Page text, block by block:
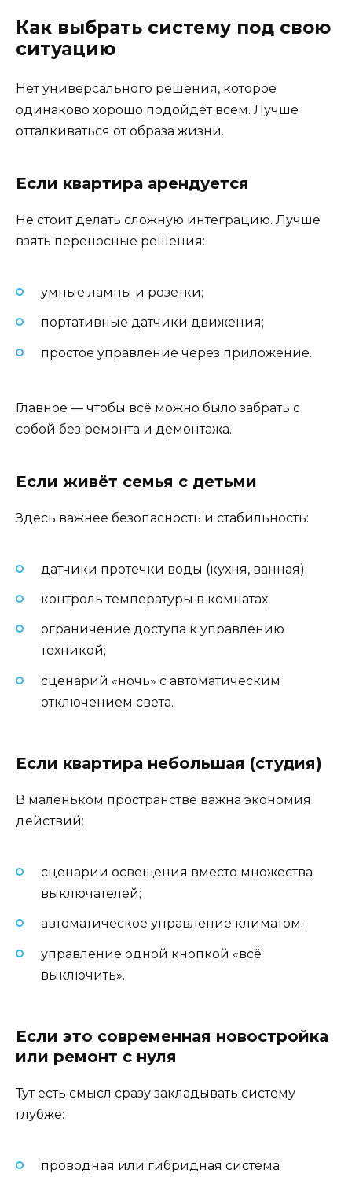
Как выбрать систему под свою
ситуацию
Нет универсального решения, которое
одинаково хорошо подойдёт всем. Лучше
отталкиваться от образа жизни.
Если квартира арендуется
Не стоит делать сложную интеграцию. Лучше
взять переносные решения:
умные лампы и розетки;
портативные датчики движения;
простое управление через приложение.
Главное — чтобы всё можно было забрать с
собой без ремонта и демонтажа.
Если живёт семья с детьми
Здесь важнее безопасность и стабильность:
датчики протечки воды (кухня, ванная);
контроль температуры в комнатах;
ограничение доступа к управлению
техникой;
сценарий «ночь» с автоматическим
отключением света.
Если квартира небольшая (студия)
В маленьком пространстве важна экономия
действий:
сценарии освещения вместо множества
выключателей;
автоматическое управление климатом;
управление одной кнопкой «всё
выключить».
Если это современная новостройка
или ремонт с нуля
Тут есть смысл сразу закладывать систему
глубже:
проводная или гибридная система